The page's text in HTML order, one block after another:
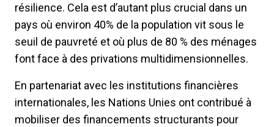
résilience. Cela est d’autant plus crucial dans un
pays où environ 40% de la population vit sous le
seuil de pauvreté et où plus de 80 % des ménages
font face à des privations multidimensionnelles.
En partenariat avec les institutions financières
internationales, les Nations Unies ont contribué à
mobiliser des financements structurants pour